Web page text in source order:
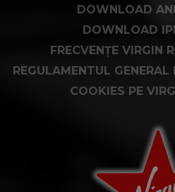
DOWNLOAD
DOWNLOAD
FRECVENȚE VIRGIN
REGULAMENTUL GENERAL
COOKIES PE